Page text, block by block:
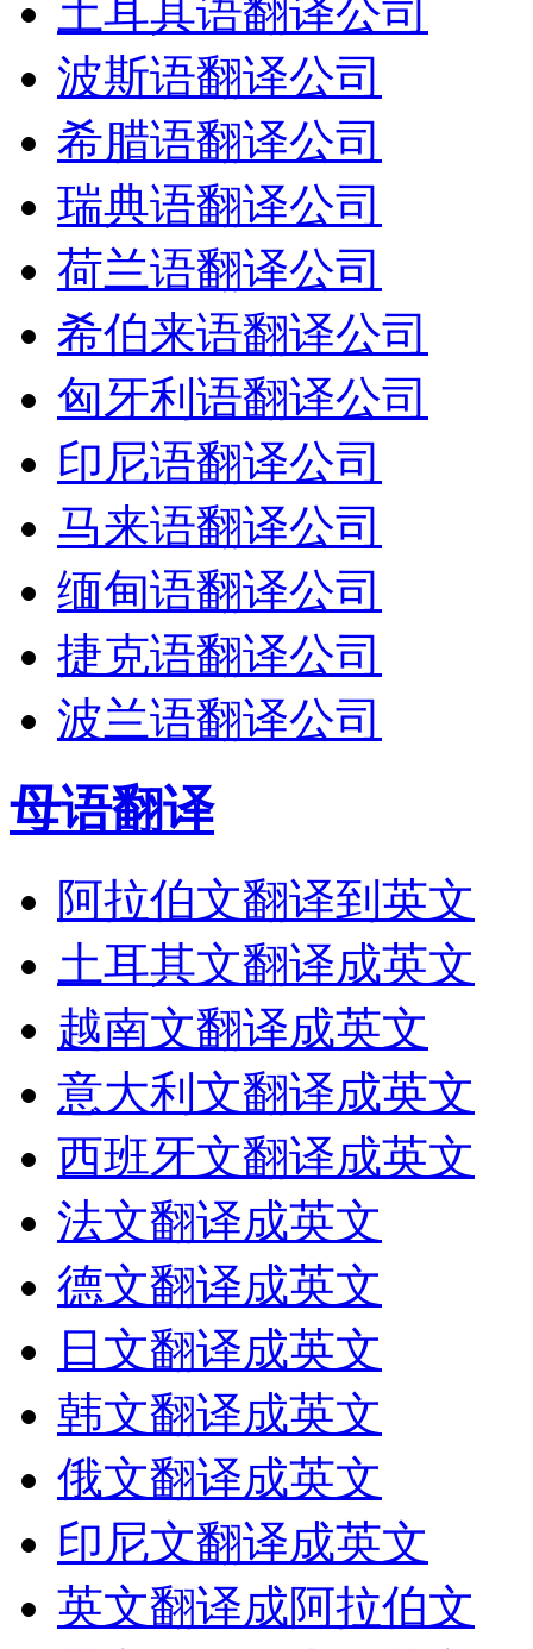
土耳其语翻译公司
波斯语翻译公司
希腊语翻译公司
瑞典语翻译公司
荷兰语翻译公司
希伯来语翻译公司
匈牙利语翻译公司
印尼语翻译公司
马来语翻译公司
缅甸语翻译公司
捷克语翻译公司
波兰语翻译公司
母语翻译
阿拉伯文翻译到英文
土耳其文翻译成英文
越南文翻译成英文
意大利文翻译成英文
西班牙文翻译成英文
法文翻译成英文
德文翻译成英文
日文翻译成英文
韩文翻译成英文
俄文翻译成英文
印尼文翻译成英文
英文翻译成阿拉伯文